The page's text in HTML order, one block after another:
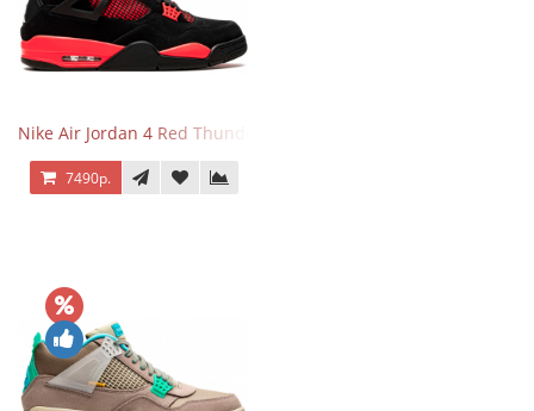
Nike Air Jordan 4 Red Thunder
7490р.